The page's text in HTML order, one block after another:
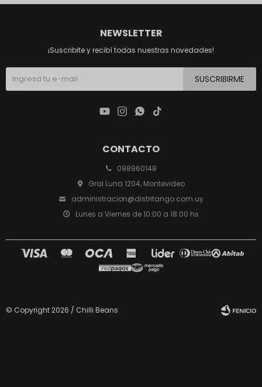
CONTACTO
098960148
Gral Luna 1204, Montevideo
administracion@distritango.com.uy
Lunes a Viernes de 10:00 a 18:00 hs
NEWSLETTER
¡Suscribite y recibí todas nuestras novedades!
SUSCRIBIRME
   
© Copyright 2026 / Chilli Beans